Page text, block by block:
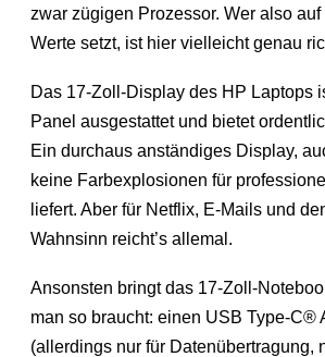
zwar zügigen Prozessor. Wer also
Werte setzt, ist hier vielleicht genau
Das 17-Zoll-Display des HP Laptops
Panel ausgestattet und bietet
Ein durchaus anständiges Display,
keine Farbexplosionen für
liefert. Aber für Netflix, E-Mails und
Wahnsinn reicht’s allemal.
Ansonsten bringt das 17-Zoll-
man so braucht: einen USB Type-C®
(allerdings nur für Datenübertragung,